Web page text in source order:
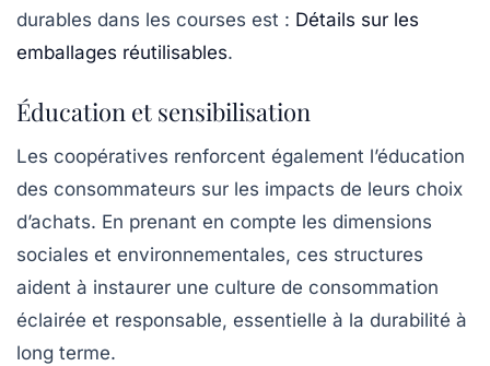
durables dans les courses est : Détails sur les
emballages réutilisables.
Éducation et sensibilisation
Les coopératives renforcent également l’éducation
des consommateurs sur les impacts de leurs choix
d’achats. En prenant en compte les dimensions
sociales et environnementales, ces structures
aident à instaurer une culture de consommation
éclairée et responsable, essentielle à la durabilité à
long terme.